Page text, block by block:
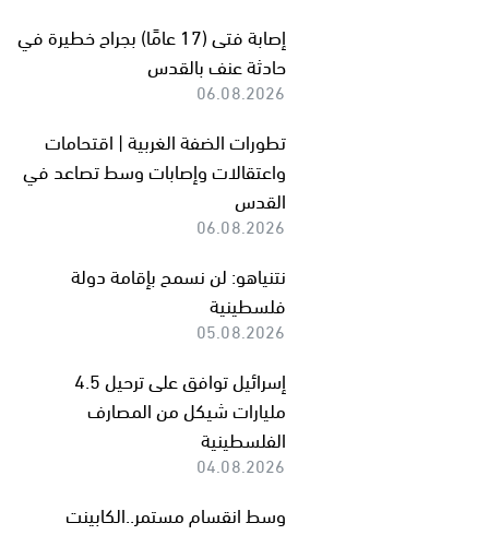
إصابة فتى (17 عامًا) بجراح خطيرة في
حادثة عنف بالقدس
06.08.2026
تطورات الضفة الغربية | اقتحامات
واعتقالات وإصابات وسط تصاعد في
القدس
06.08.2026
نتنياهو: لن نسمح بإقامة دولة
فلسطينية
05.08.2026
إسرائيل توافق على ترحيل 4.5
مليارات شيكل من المصارف
الفلسطينية
04.08.2026
وسط انقسام مستمر..الكابينت